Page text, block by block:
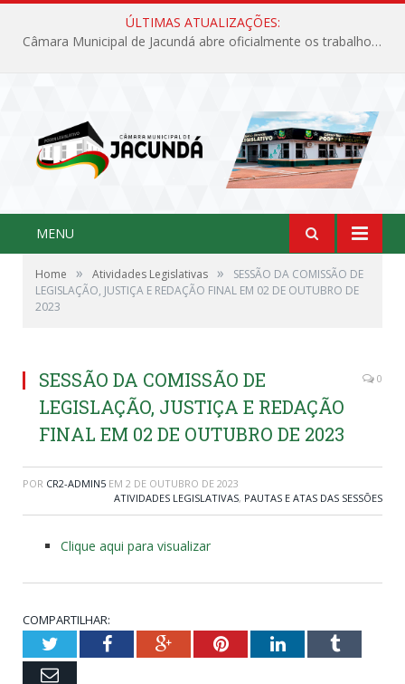
ÚLTIMAS ATUALIZAÇÕES:
Câmara Municipal de Jacundá abre oficialmente os trabalhos legislativos de 2026
MENU
Home » Atividades Legislativas »
SESSÃO DA COMISSÃO DE
LEGISLAÇÃO, JUSTIÇA E REDAÇÃO FINAL EM 02 DE OUTUBRO DE
2023
SESSÃO DA COMISSÃO DE
LEGISLAÇÃO, JUSTIÇA E REDAÇÃO
FINAL EM 02 DE OUTUBRO DE 2023
0
POR CR2-ADMIN5 EM 2 DE OUTUBRO DE 2023
ATIVIDADES LEGISLATIVAS, PAUTAS E ATAS DAS SESSÕES
Clique aqui para visualizar
COMPARTILHAR:
TwitterFacebookGoogle+PinterestLinkedInTumblr
Email